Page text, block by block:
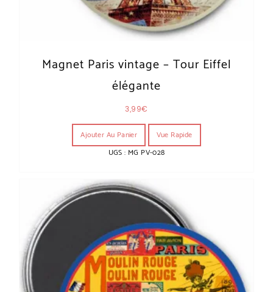
Magnet Paris vintage – Tour Eiffel
élégante
3,99€
Ajouter Au Panier
Vue Rapide
UGS : MG PV-028